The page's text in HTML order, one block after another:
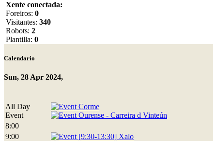
Xente conectada:
Foreiros: 0
Visitantes: 340
Robots: 2
Plantilla: 0
Calendario
Sun, 28 Apr 2024,
All Day
Event
Corme
Ourense - Carreira d Vinteún
8:00
9:00
[9:30-13:30] Xalo